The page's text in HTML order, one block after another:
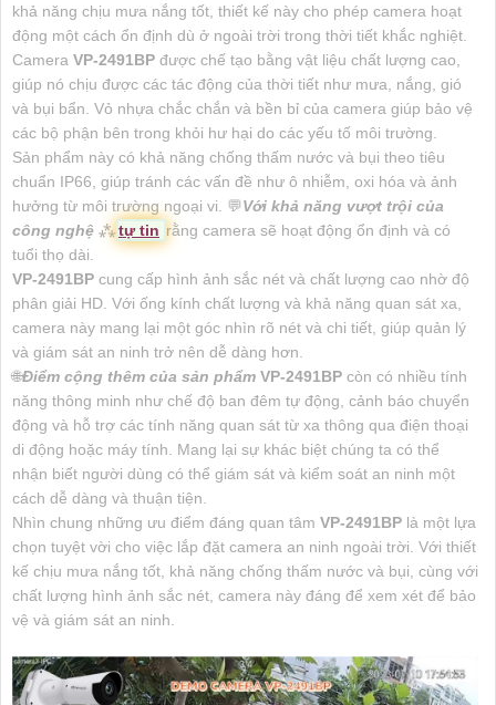
khả năng chịu mưa nắng tốt, thiết kế này cho phép camera hoạt
động một cách ổn định dù ở ngoài trời trong thời tiết khắc nghiệt.
Camera VP-2491BP được chế tạo bằng vật liệu chất lượng cao,
giúp nó chịu được các tác động của thời tiết như mưa, nắng, gió
và bụi bẩn. Vỏ nhựa chắc chắn và bền bỉ của camera giúp bảo vệ
các bộ phận bên trong khỏi hư hại do các yếu tố môi trường.
Sản phẩm này có khả năng chống thấm nước và bụi theo tiêu
chuẩn IP66, giúp tránh các vấn đề như ô nhiễm, oxi hóa và ảnh
hưởng từ môi trường ngoại vi. 💬Với khả năng vượt trội của
công nghệ ⁂tự tin rằng camera sẽ hoạt động ổn định và có
tuổi thọ dài.
VP-2491BP cung cấp hình ảnh sắc nét và chất lượng cao nhờ độ
phân giải HD. Với ống kính chất lượng và khả năng quan sát xa,
camera này mang lại một góc nhìn rõ nét và chi tiết, giúp quản lý
và giám sát an ninh trở nên dễ dàng hơn.
🌐Điểm cộng thêm của sản phẩm VP-2491BP còn có nhiều tính
năng thông minh như chế độ ban đêm tự động, cảnh báo chuyển
động và hỗ trợ các tính năng quan sát từ xa thông qua điện thoại
di động hoặc máy tính. Mang lại sự khác biệt chúng ta có thể
nhận biết người dùng có thể giám sát và kiểm soát an ninh một
cách dễ dàng và thuận tiện.
Nhìn chung những ưu điểm đáng quan tâm VP-2491BP là một lựa
chọn tuyệt vời cho việc lắp đặt camera an ninh ngoài trời. Với thiết
kế chịu mưa nắng tốt, khả năng chống thấm nước và bụi, cùng với
chất lượng hình ảnh sắc nét, camera này đáng để xem xét để bảo
vệ và giám sát an ninh.